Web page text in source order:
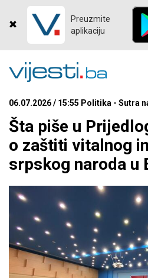
Preuzmite
aplikaciju
06.07.2026 / 15:55 Politika - Sutra
Šta piše u
o zaštiti vitalnog
srpskog naroda u